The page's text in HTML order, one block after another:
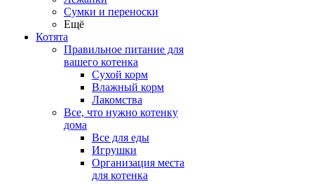
Сумки и переноски
Ещё
Котята
Правильное питание для
вашего котенка
Сухой корм
Влажный корм
Лакомства
Все, что нужно котенку
дома
Все для еды
Игрушки
Организация места
для котенка